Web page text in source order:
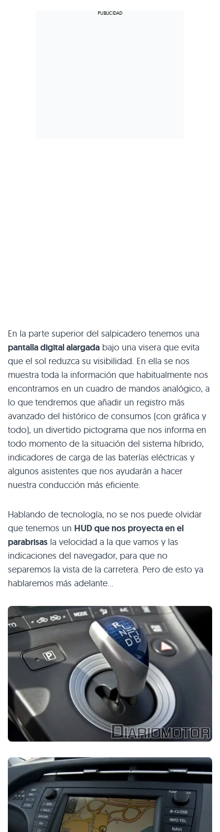
En la parte superior del salpicadero tenemos una
pantalla digital alargada bajo una visera que evita
que el sol reduzca su visibilidad. En ella se nos
muestra toda la información que habitualmente nos
encontramos en un cuadro de mandos analógico, a
lo que tendremos que añadir un registro más
avanzado del histórico de consumos (con gráfica y
todo), un divertido pictograma que nos informa en
todo momento de la situación del sistema híbrido,
indicadores de carga de las baterías eléctricas y
algunos asistentes que nos ayudarán a hacer
nuestra conducción más eficiente.
Hablando de tecnología, no se nos puede olvidar
que tenemos un HUDque nos proyecta en el
parabrisas la velocidad a la que vamos y las
indicaciones del navegador, para que no
separemos la vista de la carretera. Pero de esto ya
hablaremos más adelante…